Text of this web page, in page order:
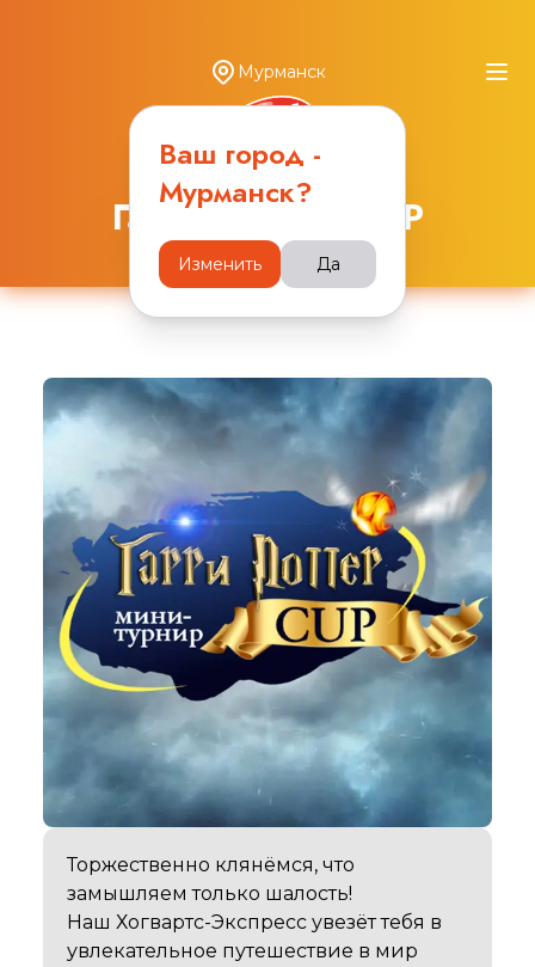
Мурманск
Ваш город -
Мурманск?
Изменить Да
Гарри Поттер CUP
Торжественно клянёмся, что
замышляем только шалость!
Наш Хогвартс-Экспресс увезёт тебя в
увлекательное путешествие в мир